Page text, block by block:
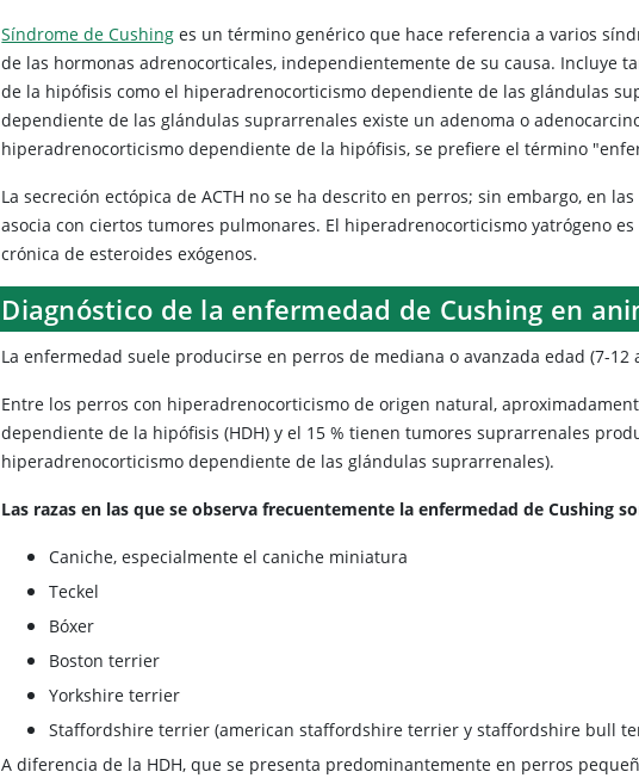
Síndrome de Cushing es un término genérico que hace referencia a varios
de las hormonas adrenocorticales, independientemente de su causa. Incluye
de la hipófisis como el hiperadrenocorticismo dependiente de las glándulas
dependiente de las glándulas suprarrenales existe un adenoma o
hiperadrenocorticismo dependiente de la hipófisis, se prefiere el término
La secreción ectópica de ACTH no se ha descrito en perros; sin embargo, en
asocia con ciertos tumores pulmonares. El hiperadrenocorticismo yatrógeno
crónica de esteroides exógenos.
Diagnóstico de la enfermedad de Cushing en
La enfermedad suele producirse en perros de mediana o avanzada edad (7-12
Entre los perros con hiperadrenocorticismo de origen natural,
dependiente de la hipófisis (HDH) y el 15 % tienen tumores suprarrenales
hiperadrenocorticismo dependiente de las glándulas suprarrenales).
Las razas en las que se observa frecuentemente la enfermedad de Cushing
Caniche, especialmente el caniche miniatura
Teckel
Bóxer
Boston terrier
Yorkshire terrier
Staffordshire terrier (american staffordshire terrier y staffordshire bull
A diferencia de la HDH, que se presenta predominantemente en perros